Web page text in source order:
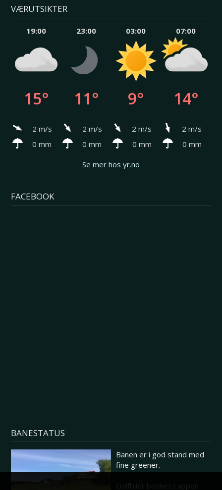
VÆRUTSIKTER
19:00
15°
2 m/s
0 mm
23:00
11°
2 m/s
0 mm
03:00
9°
2 m/s
0 mm
07:00
14°
2 m/s
0 mm
Se mer hos yr.no
FACEBOOK
BANESTATUS
Banen er i god stand med
fine greener.